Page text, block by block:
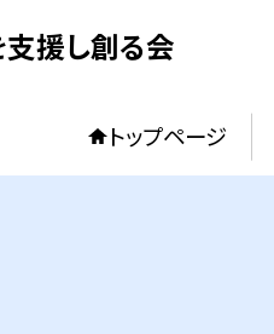
援し創る会
トップページ